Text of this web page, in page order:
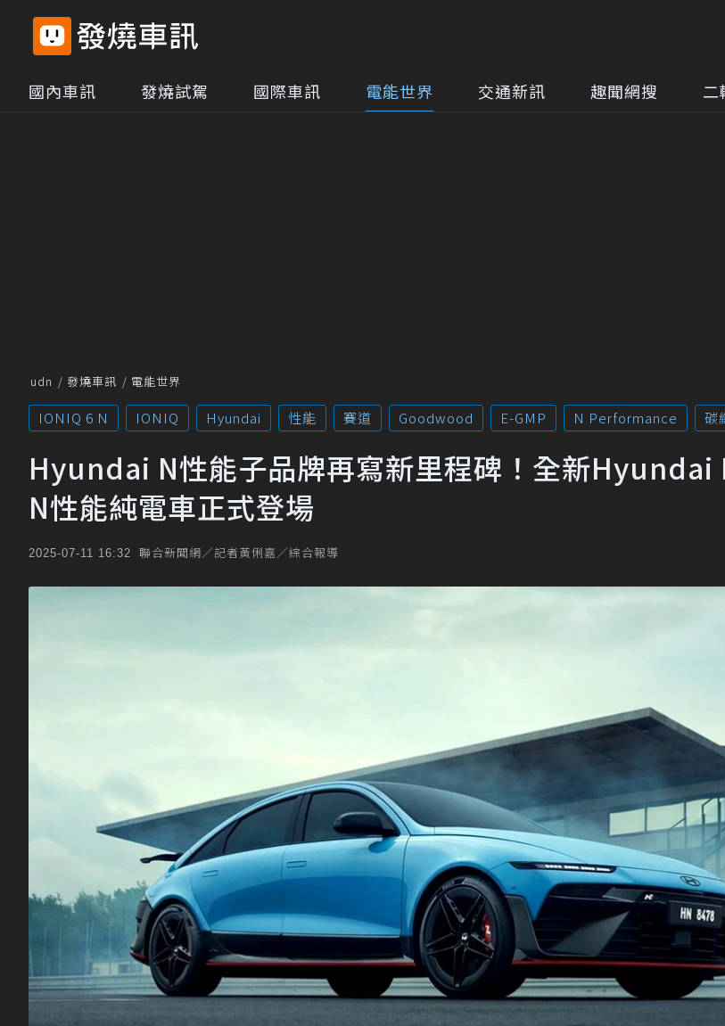
國內車訊 發燒試駕 國際車訊 電能世界 交通新訊 趣聞網搜 二
udn 發燒車訊 電能世界
IONIQ 6 N IONIQ Hyundai 性能 賽道 Goodwood E-GMP N Performance 碳
Hyundai N性能子品牌再寫新里程碑！全新Hyundai
N性能純電車正式登場
2025-07-11 16:32 聯合新聞網／記者黃俐嘉／綜合報導